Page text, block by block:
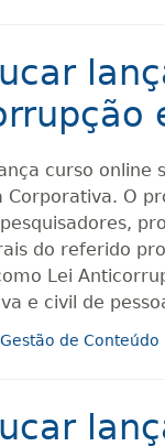
curso online
Corporativa. O
do referido
Lei
e civil de
de Conteúdo